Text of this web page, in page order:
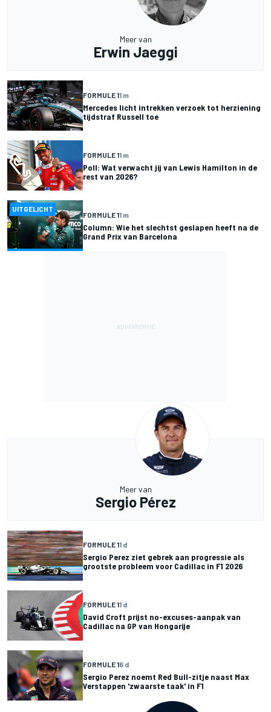
Meer van
Erwin Jaeggi
FORMULE 11 m
Mercedes licht intrekken verzoek tot herziening
tijdstraf Russell toe
FORMULE 11 m
Poll: Wat verwacht jij van Lewis Hamilton in de
rest van 2026?
UITGELICHT
FORMULE 11 m
Column: Wie het slechtst geslapen heeft na de
Grand Prix van Barcelona
Meer van
Sergio Pérez
FORMULE 11 d
Sergio Perez ziet gebrek aan progressie als
grootste probleem voor Cadillac in F1 2026
FORMULE 11 d
David Croft prijst no-excuses-aanpak van
Cadillac na GP van Hongarije
FORMULE 16 d
Sergio Perez noemt Red Bull-zitje naast Max
Verstappen 'zwaarste taak' in F1